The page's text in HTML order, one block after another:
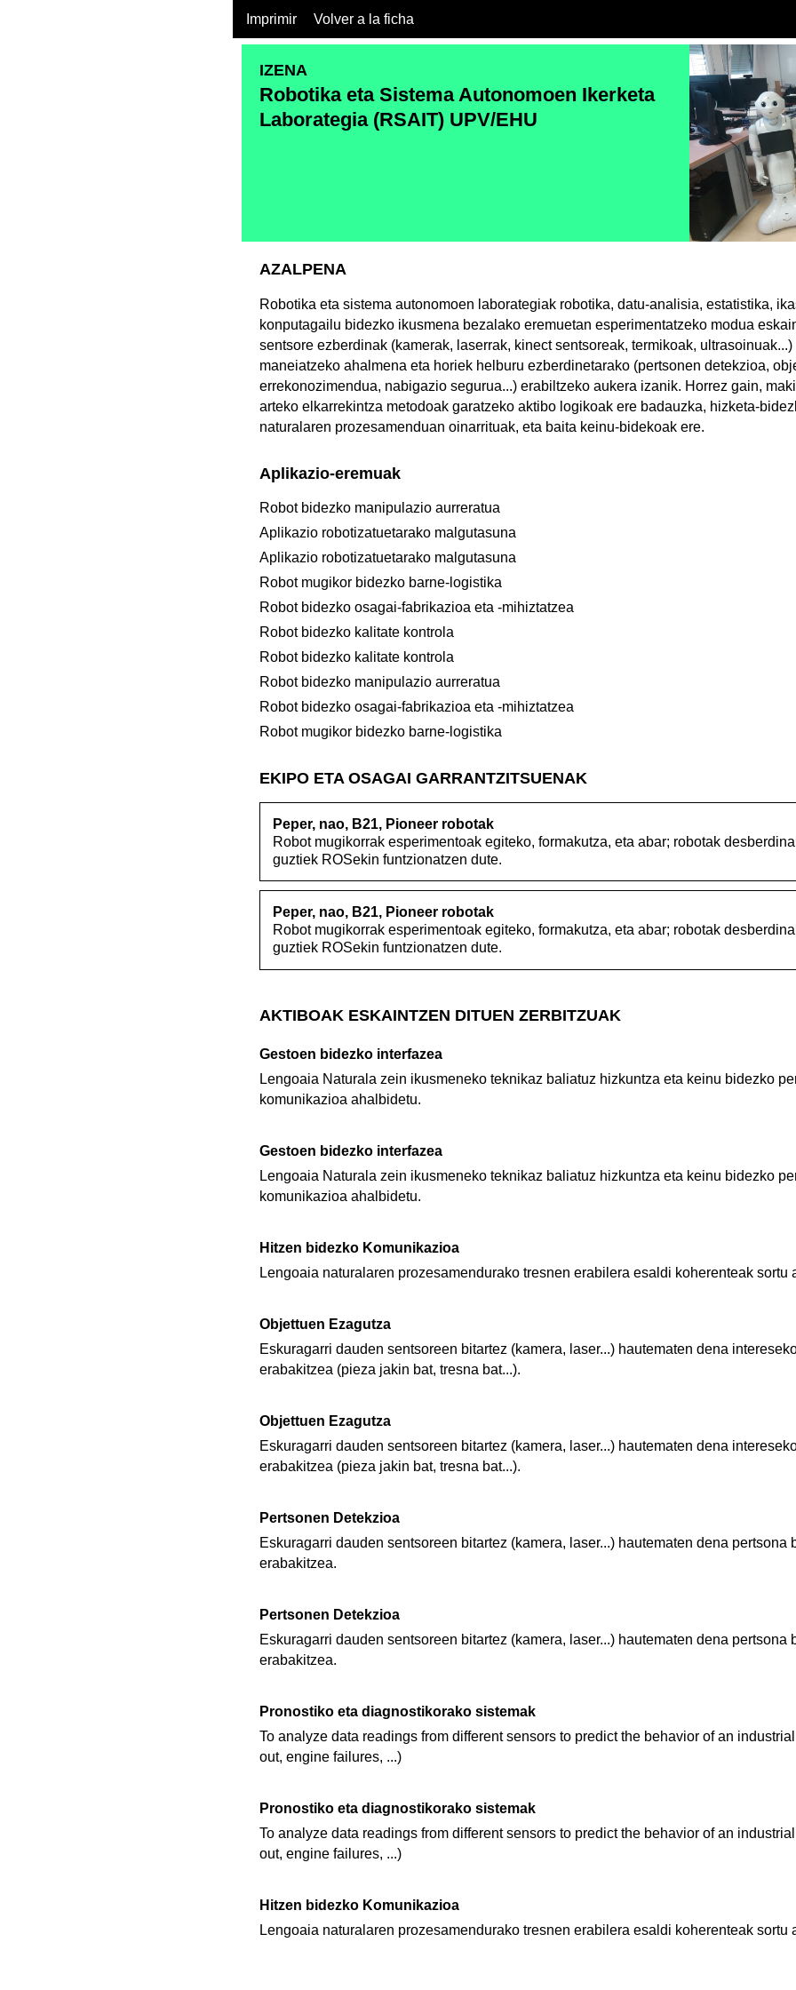
Imprimir Volver a la ficha
IZENA
Robotika eta Sistema Autonomoen Ikerketa
Laborategia (RSAIT) UPV/EHU
AZALPENA
Robotika eta sistema autonomoen laborategiak robotika, datu-analisia, estatistika,
konputagailu bidezko ikusmena bezalako eremuetan esperimentatzeko modua
sentsore ezberdinak (kamerak, laserrak, kinect sentsoreak, termikoak,
maneiatzeko ahalmena eta horiek helburu ezberdinetarako (pertsonen detekzioa,
errekonozimendua, nabigazio segurua...) erabiltzeko aukera izanik. Horrez gain,
arteko elkarrekintza metodoak garatzeko aktibo logikoak ere badauzka, hizketa-
naturalaren prozesamenduan oinarrituak, eta baita keinu-bidekoak ere.
Aplikazio-eremuak
Robot bidezko manipulazio aurreratua
Aplikazio robotizatuetarako malgutasuna
Aplikazio robotizatuetarako malgutasuna
Robot mugikor bidezko barne-logistika
Robot bidezko osagai-fabrikazioa eta -mihiztatzea
Robot bidezko kalitate kontrola
Robot bidezko kalitate kontrola
Robot bidezko manipulazio aurreratua
Robot bidezko osagai-fabrikazioa eta -mihiztatzea
Robot mugikor bidezko barne-logistika
EKIPO ETA OSAGAI GARRANTZITSUENAK
Peper, nao, B21, Pioneer robotak
Robot mugikorrak esperimentoak egiteko, formakutza, eta abar; robotak
guztiek ROSekin funtzionatzen dute.
Peper, nao, B21, Pioneer robotak
Robot mugikorrak esperimentoak egiteko, formakutza, eta abar; robotak
guztiek ROSekin funtzionatzen dute.
AKTIBOAK ESKAINTZEN DITUEN ZERBITZUAK
Gestoen bidezko interfazea
Lengoaia Naturala zein ikusmeneko teknikaz baliatuz hizkuntza eta keinu bidezko
komunikazioa ahalbidetu.
Gestoen bidezko interfazea
Lengoaia Naturala zein ikusmeneko teknikaz baliatuz hizkuntza eta keinu bidezko
komunikazioa ahalbidetu.
Hitzen bidezko Komunikazioa
Lengoaia naturalaren prozesamendurako tresnen erabilera esaldi koherenteak sortu
Objettuen Ezagutza
Eskuragarri dauden sentsoreen bitartez (kamera, laser...) hautematen dena
erabakitzea (pieza jakin bat, tresna bat...).
Objettuen Ezagutza
Eskuragarri dauden sentsoreen bitartez (kamera, laser...) hautematen dena
erabakitzea (pieza jakin bat, tresna bat...).
Pertsonen Detekzioa
Eskuragarri dauden sentsoreen bitartez (kamera, laser...) hautematen dena pertsona
erabakitzea.
Pertsonen Detekzioa
Eskuragarri dauden sentsoreen bitartez (kamera, laser...) hautematen dena pertsona
erabakitzea.
Pronostiko eta diagnostikorako sistemak
To analyze data readings from different sensors to predict the behavior of an
out, engine failures, ...)
Pronostiko eta diagnostikorako sistemak
To analyze data readings from different sensors to predict the behavior of an
out, engine failures, ...)
Hitzen bidezko Komunikazioa
Lengoaia naturalaren prozesamendurako tresnen erabilera esaldi koherenteak sortu